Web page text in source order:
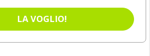
LA VOGLIO!